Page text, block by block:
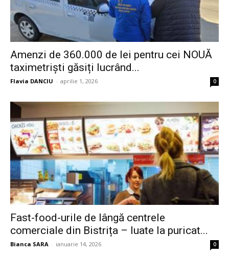
Amenzi de 360.000 de lei pentru cei NOUĂ
taximetriști găsiți lucrând...
Flavia DANCIU - aprilie 1, 2026 0
Fast-food-urile de lângă centrele
comerciale din Bistrița – luate la puricat...
Bianca SARA - ianuarie 14, 2026 0